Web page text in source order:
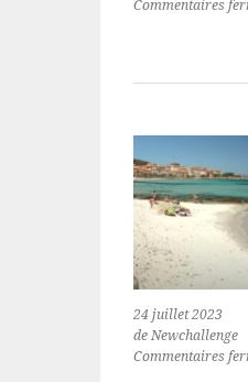
Commentaires
24 juillet 2023
de Newchallenge
Commentaires